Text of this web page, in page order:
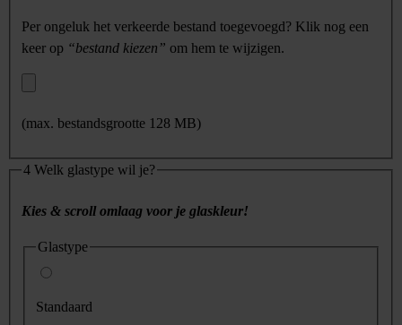
Per ongeluk het verkeerde bestand toegevoegd? Klik nog een
keer op “bestand kiezen” om hem te wijzigen.
(max. bestandsgrootte 128 MB)
4 Welk glastype wil je?
Kies & scroll omlaag voor je glaskleur!
Glastype
Standaard